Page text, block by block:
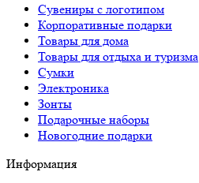
Сувениры с логотипом
Корпоративные подарки
Товары для дома
Товары для отдыха и туризма
Сумки
Электроника
Зонты
Подарочные наборы
Новогодние подарки
Информация